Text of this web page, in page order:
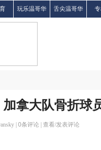
玩乐温哥华 舌尖温哥华
拿大队骨折球
| 0条评论 | 查看/发表评论